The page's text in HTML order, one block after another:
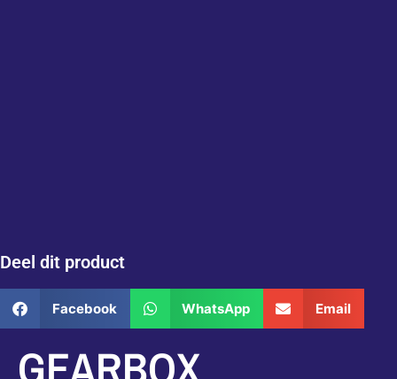
Deel dit product
Facebook WhatsApp Email